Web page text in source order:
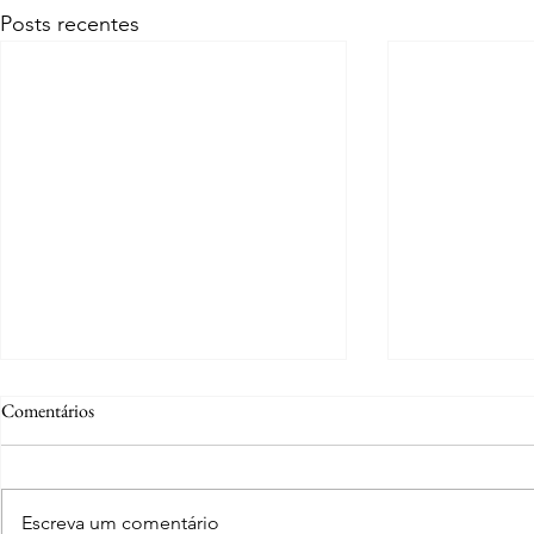
Posts recentes
Comentários
Escreva um comentário